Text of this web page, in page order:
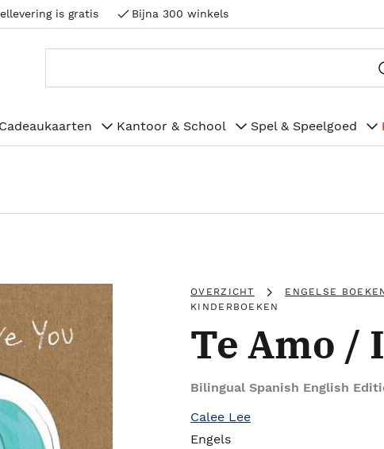
is gratis Bijna 300 winkels
Cadeaukaarten Kantoor & School Spel & Speelgoed
OVERZICHT ENGELSE
KINDERBOEKEN
Te Amo /
Bilingual Spanish English
Calee Lee
Engels